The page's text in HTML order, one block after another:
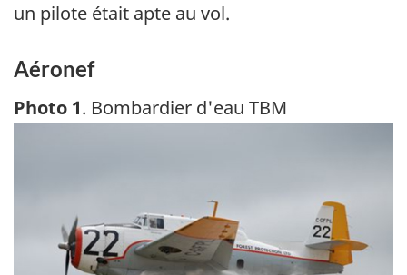
un pilote était apte au vol.
Aéronef
Photo 1. Bombardier d'eau TBM